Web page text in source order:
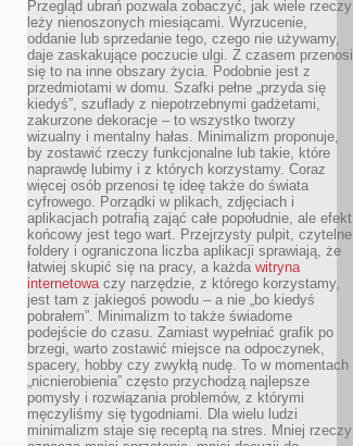
Przegląd ubrań pozwala zobaczyć, jak wiele rzeczy
leży nienoszonych miesiącami. Wyrzucenie,
oddanie lub sprzedanie tego, czego nie używamy,
daje zaskakujące poczucie ulgi. Z czasem przenosi
się to na inne obszary życia. Podobnie jest z
przedmiotami w domu. Szafki pełne „przyda się
kiedyś”, szuflady z niepotrzebnymi gadżetami,
zakurzone dekoracje – to wszystko tworzy
wizualny i mentalny hałas. Minimalizm proponuje,
by zostawić rzeczy funkcjonalne lub takie, które
naprawdę lubimy i z których korzystamy. Coraz
więcej osób przenosi tę ideę także do świata
cyfrowego. Porządki w plikach, zdjęciach i
aplikacjach potrafią zająć całe popołudnie, ale efekt
końcowy jest tego wart. Przejrzysty pulpit, czytelne
foldery i ograniczona liczba aplikacji sprawiają, że
łatwiej skupić się na pracy, a każda witryna
internetowaczy narzędzie, z którego korzystamy,
jest tam z jakiegoś powodu – a nie „bo kiedyś
pobrałem”. Minimalizm to także świadome
podejście do czasu. Zamiast wypełniać grafik po
brzegi, warto zostawić miejsce na odpoczynek,
spacery, hobby czy zwykłą nudę. To w momentach
„nicnierobienia” często przychodzą najlepsze
pomysły i rozwiązania problemów, z którymi
męczyliśmy się tygodniami. Dla wielu ludzi
minimalizm staje się receptą na stres. Mniej rzeczy